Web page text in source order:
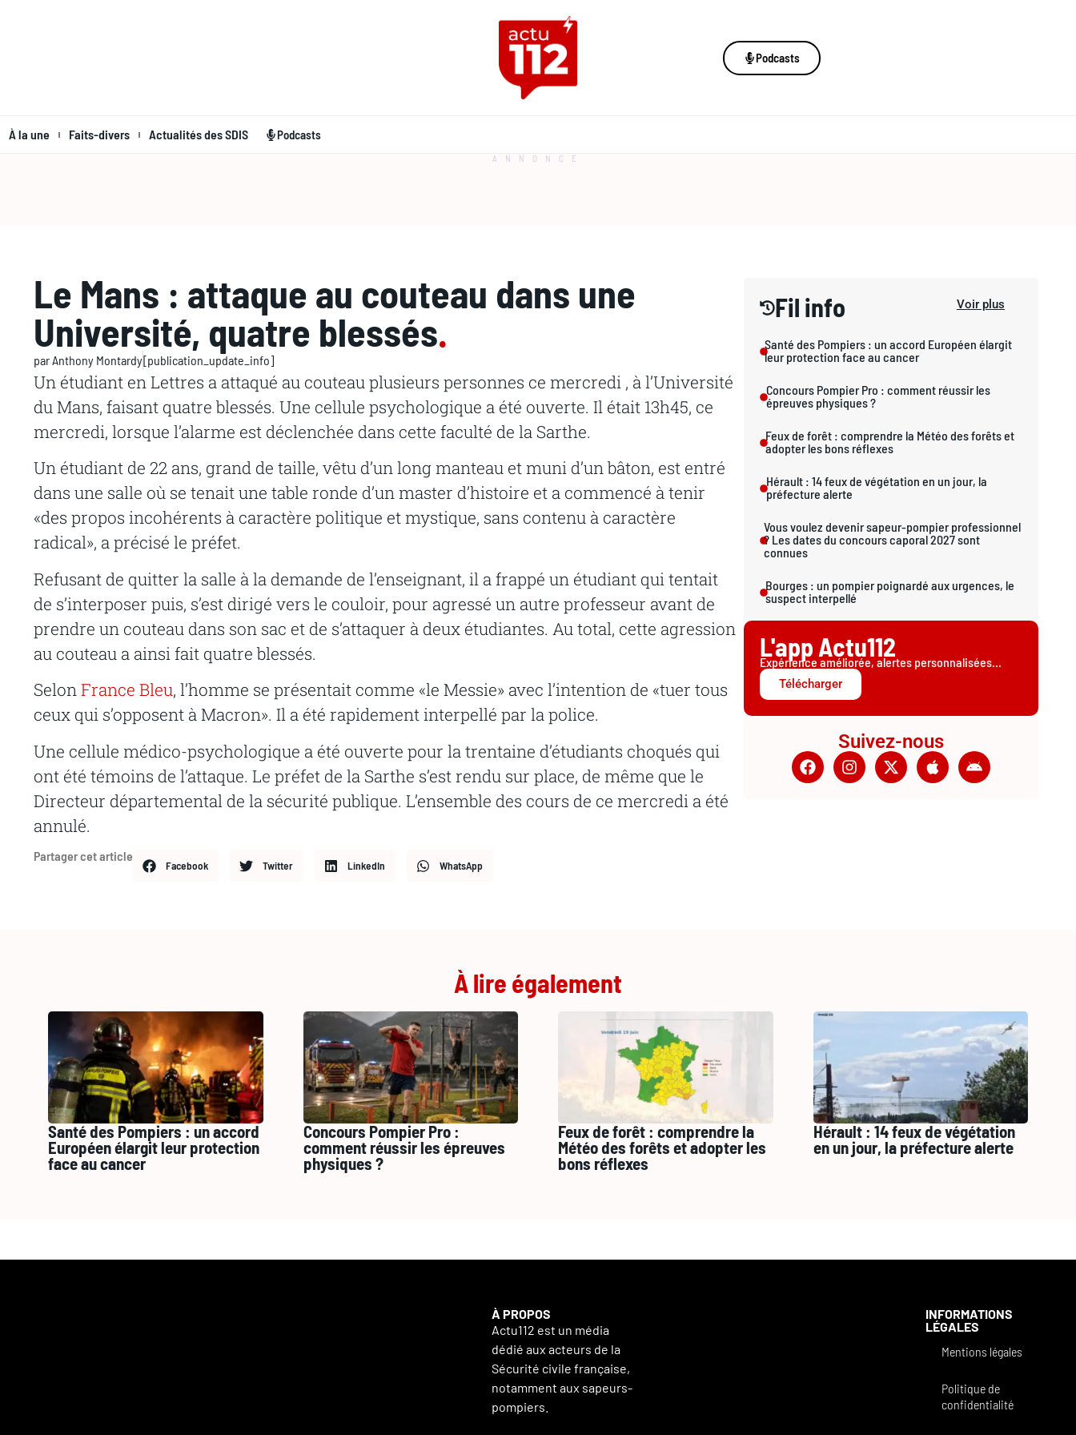
Podcasts
À la une Faits-divers Actualités des SDIS Podcasts
ANNONCE
Le Mans : attaque au couteau dans une
Université, quatre blessés.
parAnthony Montardy[publication_update_info]
Un étudiant en Lettres a attaqué au couteau plusieurs personnes ce mercredi , à l’Université
du Mans, faisant quatre blessés. Une cellule psychologique a été ouverte. Il était 13h45, ce
mercredi, lorsque l’alarme est déclenchée dans cette faculté de la Sarthe.
Un étudiant de 22 ans, grand de taille, vêtu d’un long manteau et muni d’un bâton, est entré
dans une salle où se tenait une table ronde d’un master d’histoire et a commencé à tenir
«des propos incohérents à caractère politique et mystique, sans contenu à caractère
radical», a précisé le préfet.
Refusant de quitter la salle à la demande de l’enseignant, il a frappé un étudiant qui tentait
de s’interposer puis, s’est dirigé vers le couloir, pour agressé un autre professeur avant de
prendre un couteau dans son sac et de s’attaquer à deux étudiantes. Au total, cette agression
au couteau a ainsi fait quatre blessés.
SelonFrance Bleu, l’homme se présentait comme «le Messie» avec l’intention de «tuer tous
ceux qui s’opposent à Macron». Il a été rapidement interpellé par la police.
Une cellule médico-psychologique a été ouverte pour la trentaine d’étudiants choqués qui
ont été témoins de l’attaque. Le préfet de la Sarthe s’est rendu sur place, de même que le
Directeur départemental de la sécurité publique. L’ensemble des cours de ce mercredi a été
annulé.
Partager cet article
Facebook Twitter LinkedIn WhatsApp
Fil info Voir plus
Santé des Pompiers : un accord Européen élargit
leur protection face au cancer
Concours Pompier Pro : comment réussir les
épreuves physiques ?
Feux de forêt : comprendre la Météo des forêts et
adopter les bons réflexes
Hérault : 14 feux de végétation en un jour, la
préfecture alerte
Vous voulez devenir sapeur-pompier professionnel
? Les dates du concours caporal 2027 sont
connues
Bourges : un pompier poignardé aux urgences, le
suspect interpellé
L'app Actu112
Expérience améliorée, alertes personnalisées...
Télécharger
Suivez-nous
À lire également
Santé des Pompiers : un accord
Européen élargit leur protection
face au cancer
Concours Pompier Pro :
comment réussir les épreuves
physiques ?
Feux de forêt : comprendre la
Météo des forêts et adopter les
bons réflexes
Hérault : 14 feux de végétation
en un jour, la préfecture alerte
À PROPOS
Actu112 est un média
dédié aux acteurs de la
Sécurité civile française,
notamment aux sapeurs-
pompiers.
INFORMATIONS
LÉGALES
Mentions légales
Politique de
confidentialité